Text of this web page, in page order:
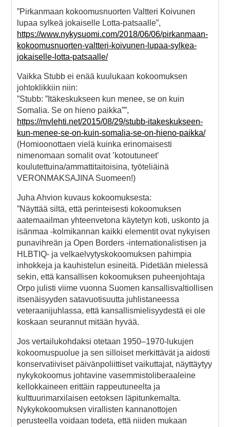
”Pirkanmaan kokoomusnuorten Valtteri Koivunen
lupaa sylkeä jokaiselle Lotta-patsaalle”,
https://www.nykysuomi.com/2018/06/06/pirkanmaan-
kokoomusnuorten-valtteri-koivunen-lupaa-sylkea-
jokaiselle-lotta-patsaalle/
Vaikka Stubb ei enää kuulukaan kokoomuksen
johtoklikkiin niin:
”Stubb: ”Itäkeskukseen kun menee, se on kuin
Somalia. Se on hieno paikka””,
https://mvlehti.net/2015/08/29/stubb-itakeskukseen-
kun-menee-se-on-kuin-somalia-se-on-hieno-paikka/
(Homioonottaen vielä kuinka erinomaisesti
nimenomaan somalit ovat ’kotoutuneet’
koulutettuina/ammattitaitoisina, työteliäinä
VERONMAKSAJINA Suomeen!)
Juha Ahvion kuvaus kokoomuksesta:
”Näyttää siltä, että perinteisesti kokoomuksen
aatemaailman yhteenvetona käytetyn koti, uskonto ja
isänmaa -kolmikannan kaikki elementit ovat nykyisen
punavihreän ja Open Borders -internationalistisen ja
HLBTIQ- ja velkaelvytyskokoomuksen pahimpia
inhokkeja ja kauhistelun esineitä. Pidetään mielessä
sekin, että kansallisen kokoomuksen puheenjohtaja
Orpo julisti viime vuonna Suomen kansallisvaltiollisen
itsenäisyyden satavuotisuutta juhlistaneessa
veteraanijuhlassa, että kansallismielisyydestä ei ole
koskaan seurannut mitään hyvää.
Jos vertailukohdaksi otetaan 1950–1970-lukujen
kokoomuspuolue ja sen silloiset merkittävät ja aidosti
konservatiiviset päivänpoliittiset vaikuttajat, näyttäytyy
nykykokoomus johtavine vasemmistoliberaaleine
kellokkaineen erittäin rappeutuneelta ja
kulttuurimarxilaisen eetoksen läpitunkemalta.
Nykykokoomuksen virallisten kannanottojen
perusteella voidaan todeta, että niiden mukaan